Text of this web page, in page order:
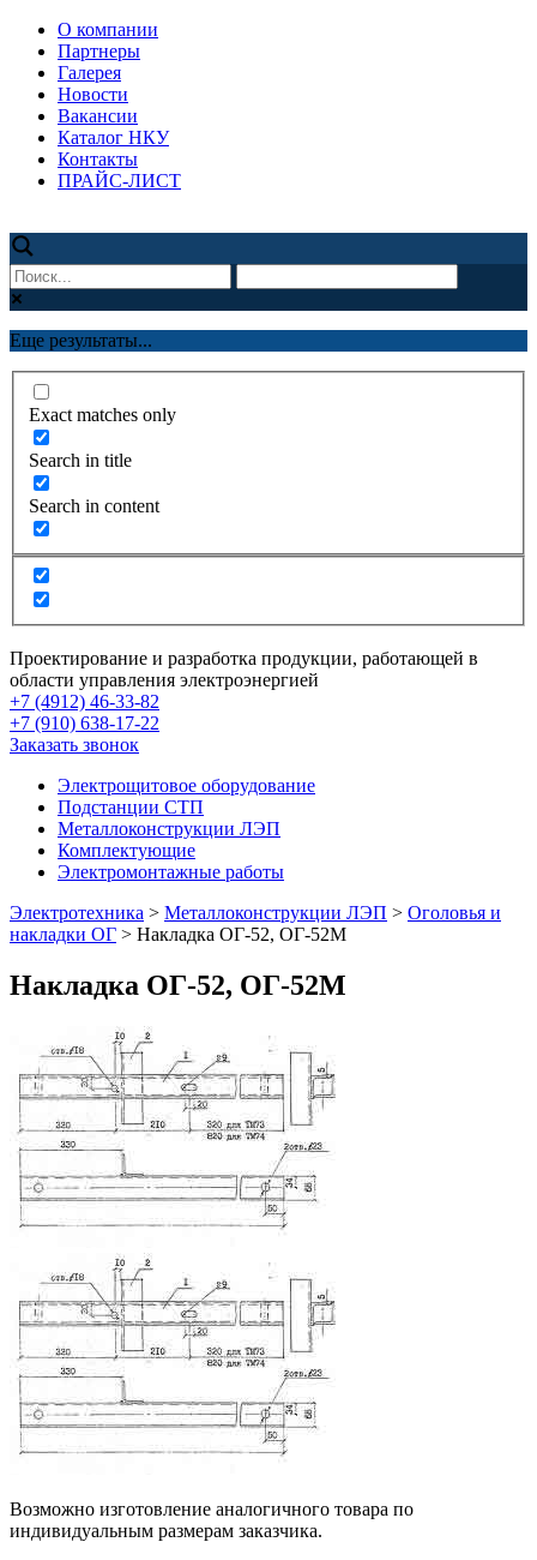
О компании
Партнеры
Галерея
Новости
Вакансии
Каталог НКУ
Контакты
ПРАЙС-ЛИСТ
Еще результаты...
Exact matches only
Search in title
Search in content
Проектирование и разработка продукции, работающей в
области управления электроэнергией
+7 (4912) 46-33-82
+7 (910) 638-17-22
Заказать звонок
Электрощитовое оборудование
Подстанции СТП
Металлоконструкции ЛЭП
Комплектующие
Электромонтажные работы
Электротехника > Металлоконструкции ЛЭП > Оголовья и
накладки ОГ > Накладка ОГ-52, ОГ-52М
Накладка ОГ-52, ОГ-52М
Возможно изготовление аналогичного товара по
индивидуальным размерам заказчика.